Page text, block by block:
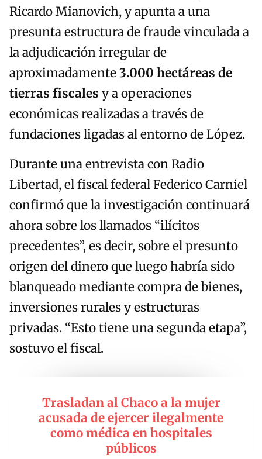
Ricardo Mianovich, y apunta a una
presunta estructura de fraude vinculada a
la adjudicación irregular de
aproximadamente3.000 hectáreas de
tierras fiscales y a operaciones
económicas realizadas a través de
fundaciones ligadas al entorno de López.
Durante una entrevista con Radio
Libertad, el fiscal federal Federico Carniel
confirmó que la investigación continuará
ahora sobre los llamados “ilícitos
precedentes”, es decir, sobre el presunto
origen del dinero que luego habría sido
blanqueado mediante compra de bienes,
inversiones rurales y estructuras
privadas. “Esto tiene una segunda etapa”,
sostuvo el fiscal.
Trasladan al Chaco a la mujer
acusada de ejercer ilegalmente
como médica en hospitales
públicos